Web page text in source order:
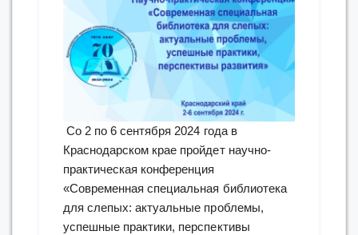
Со 2 по 6 сентября 2024 года в
Краснодарском крае пройдет научно-
практическая конференция
«Современная специальная библиотека
для слепых: актуальные проблемы,
успешные практики, перспективы